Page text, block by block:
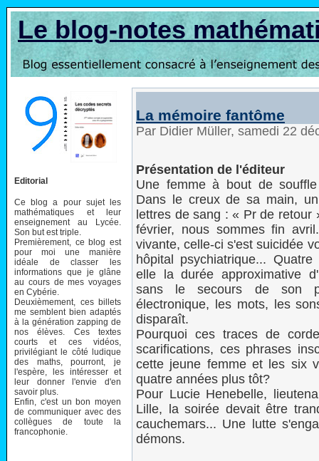
Le blog-notes
Editorial
Ce blog a pour sujet les
mathématiques et leur
enseignement au Lycée.
Son but est triple.
Premièrement, ce blog est
pour moi une manière
idéale de classer les
informations que je glâne
au cours de mes voyages
en Cybérie.
Deuxièmement, ces billets
me semblent bien adaptés
à la génération zapping de
nos élèves. Ces textes
courts et ces vidéos,
privilégiant le côté ludique
des maths, pourront, je
l'espère, les intéresser et
leur donner l'envie d'en
savoir plus.
Enfin, c'est un bon moyen
de communiquer avec des
collègues de toute la
francophonie.
La mémoire fantôme
Par Didier Müller, samedi 22
Présentation de l'éditeur
Une femme à bout de
Dans le creux de sa main,
lettres de sang : « Pr de retour
février, nous sommes fin
vivante, celle-ci s'est suicidée
hôpital psychiatrique...
elle la durée approximative
sans le secours de son
électronique, les mots, les
disparaît.
Pourquoi ces traces de
scarifications, ces phrases
cette jeune femme et les six
quatre années plus tôt?
Pour Lucie Henebelle,
Lille, la soirée devait être
cauchemars... Une lutte
démons.